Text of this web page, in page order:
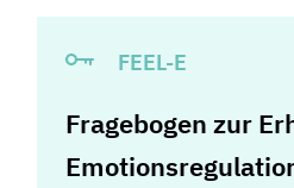
FEEL-E
Fragebogen zur